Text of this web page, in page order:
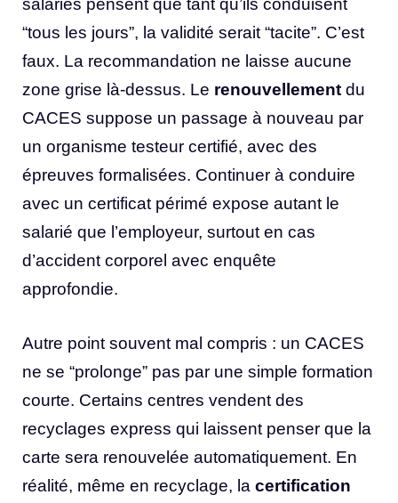
salariés pensent que tant qu’ils conduisent
“tous les jours”, la validité serait “tacite”. C’est
faux. La recommandation ne laisse aucune
zone grise là-dessus. Le renouvellement du
CACES suppose un passage à nouveau par
un organisme testeur certifié, avec des
épreuves formalisées. Continuer à conduire
avec un certificat périmé expose autant le
salarié que l’employeur, surtout en cas
d’accident corporel avec enquête
approfondie.
Autre point souvent mal compris : un CACES
ne se “prolonge” pas par une simple formation
courte. Certains centres vendent des
recyclages express qui laissent penser que la
carte sera renouvelée automatiquement. En
réalité, même en recyclage, la certification